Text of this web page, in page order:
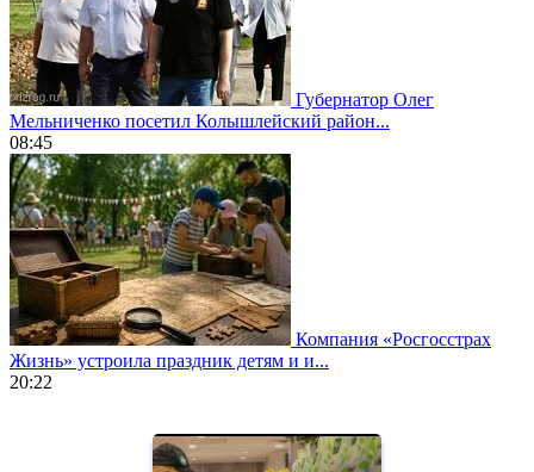
Губернатор Олег
Мельниченко посетил Колышлейский район...
08:45
Компания «Росгосстрах
Жизнь» устроила праздник детям и и...
20:22